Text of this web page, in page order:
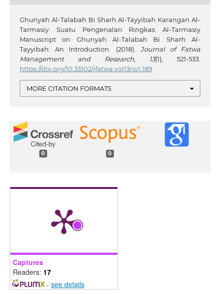
Ghunyah Al-Talabah Bi Sharh Al-Tayyibah Karangan Al-
Tarmasiy: Suatu Pengenalan Ringkas: Al-Tarmasiy
Manuscript on Ghunyah Al-Talabah Bi Sharh Al-
Tayyibah: An Introduction. (2018). Journal of Fatwa
Management and Research, 13(1), 521-533.
https://doi.org/10.33102/jfatwa.vol13no1.189
MORE CITATION FORMATS
0 0
Captures
Readers: 17
- see details